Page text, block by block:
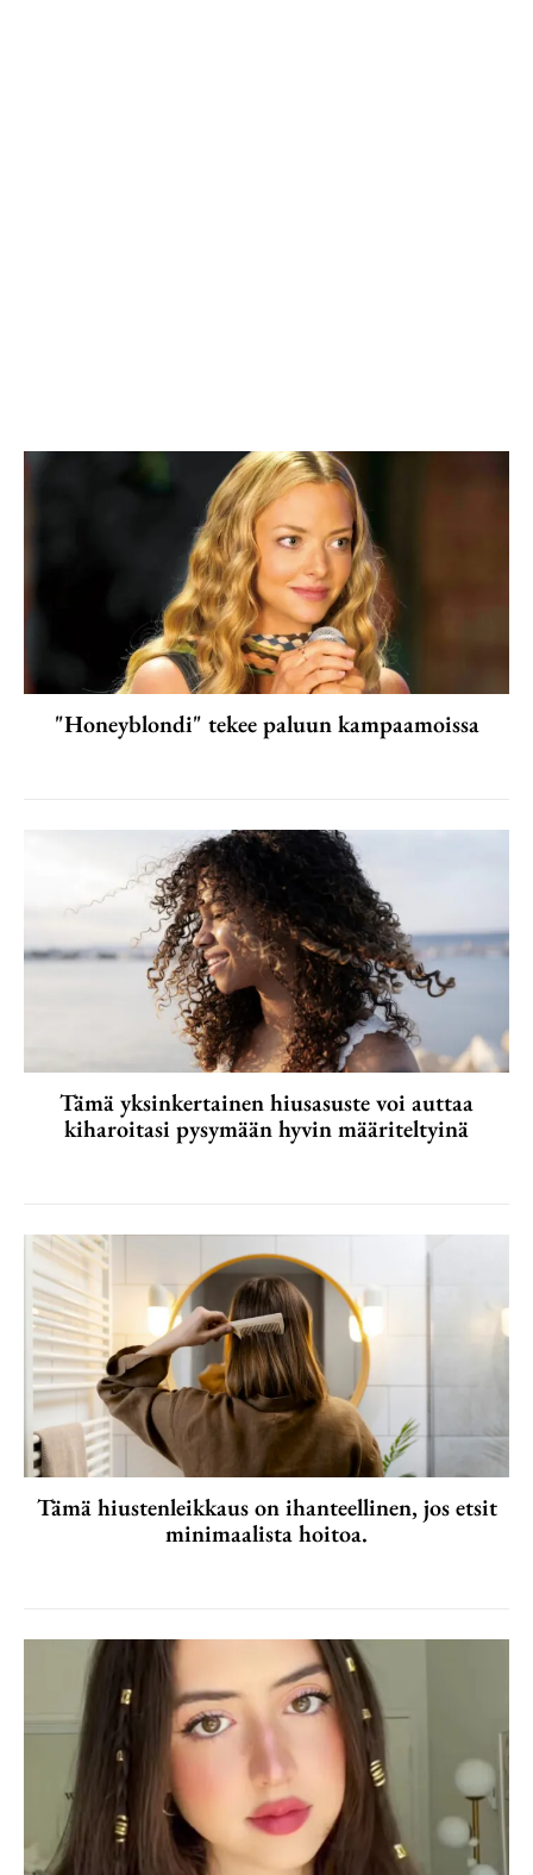
"Honeyblondi" tekee paluun kampaamoissa
Tämä yksinkertainen hiusasuste voi auttaa
kiharoitasi pysymään hyvin määriteltyinä
Tämä hiustenleikkaus on ihanteellinen, jos etsit
minimaalista hoitoa.